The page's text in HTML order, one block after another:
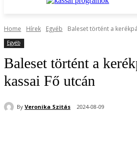
Home Hírek Egyéb Baleset történt a
Egyéb
Baleset történt a
kassai Fő utcán
By Veronika Szitás 2024-08-09